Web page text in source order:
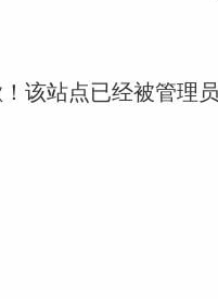
该站点已经被管理